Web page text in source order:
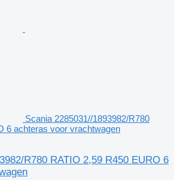
Scania 2285031//1893982/R780
6 achteras voor vrachtwagen
R780 RATIO 2,59 R450 EURO 6